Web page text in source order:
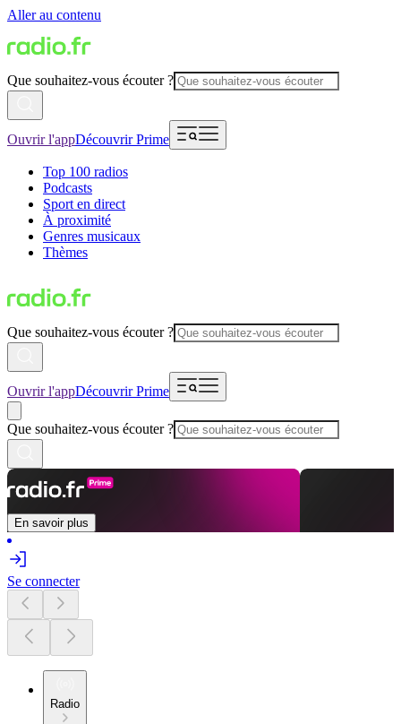
Aller au contenu
Que souhaitez-vous écouter ?
Ouvrir l'appDécouvrir Prime
Top 100 radios
Podcasts
Sport en direct
À proximité
Genres musicaux
Thèmes
Que souhaitez-vous écouter ?
Ouvrir l'appDécouvrir Prime
Que souhaitez-vous écouter ?
En savoir plus
Se connecter
Radio